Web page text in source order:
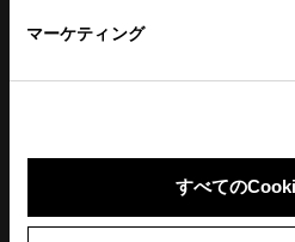
マーケティング
すべての